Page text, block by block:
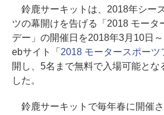
鈴鹿サーキットは、2018年シー
ツの幕開けを告げる「2018 モータ
デー」の開催日を2018年3月10日
ebサイト「 2018 モータースポーツ
開し、5名まで無料で入場可能と
した。
鈴鹿サーキットで毎年春に開催